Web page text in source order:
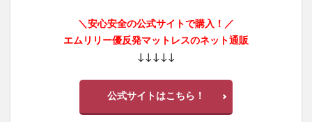
＼安心安全の公式サイトで購入！／
エムリリー優反発マットレスのネット通販
↓↓↓↓↓
公式サイトはこちら！